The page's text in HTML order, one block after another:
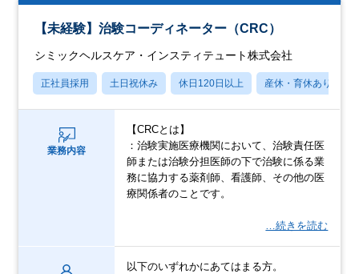
【未経験】治験コーディネーター（CRC）
シミックヘルスケア・インスティテュート株式会社
正社員採用 土日祝休み 休日120日以上 産休・育休あり
業務内容
【CRCとは】
：治験実施医療機関において、治験責任医
師または治験分担医師の下で治験に係る業
務に協力する薬剤師、看護師、その他の医
療関係者のことです。
…続きを読む
以下のいずれかにあてはまる方。